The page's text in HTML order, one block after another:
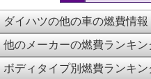
ダイハツの他の車の燃費情報
他のメーカーの燃費ランキン
ボディタイプ別燃費ランキン